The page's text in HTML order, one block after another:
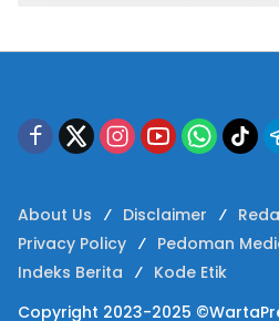
About Us Disclaimer
Privacy Policy
Pedoman
Indeks Berita
Kode Etik
Copyright 2023-2025